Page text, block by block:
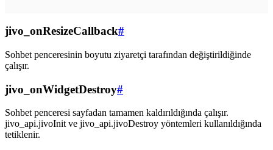
jivo_onResizeCallback#
Sohbet penceresinin boyutu ziyaretçi tarafından değiştirildiğinde
çalışır.
jivo_onWidgetDestroy#
Sohbet penceresi sayfadan tamamen kaldırıldığında çalışır.
jivo_api.jivoInit ve jivo_api.jivoDestroy yöntemleri kullanıldığında
tetiklenir.